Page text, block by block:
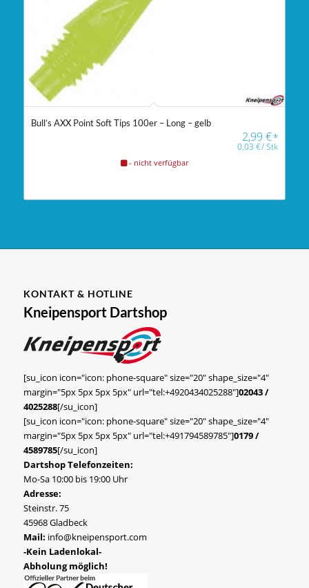
Bull’s AXX Point Soft Tips 100er – Long – gelb
2,99€*
0,03€/Stk
- nicht verfügbar
KONTAKT & HOTLINE
Kneipensport Dartshop
[su_icon icon="icon: phone-square" size="20" shape_size="4"
margin="5px 5px 5px 5px" url="tel:+4920434025288"]02043 /
4025288[/su_icon]
[su_icon icon="icon: phone-square" size="20" shape_size="4"
margin="5px 5px 5px 5px" url="tel:+491794589785"]0179 /
4589785[/su_icon]
Dartshop Telefonzeiten:
Mo-Sa 10:00 bis 19:00 Uhr
Adresse:
Steinstr. 75
45968 Gladbeck
Mail: info@kneipensport.com
-Kein Ladenlokal-
Abholung möglich!